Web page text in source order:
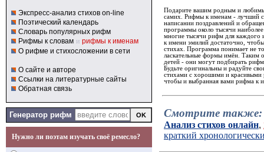
Экспресс-анализ стихов on-line
Поэтический календарь
Словарь популярных рифм
Рифмы к словам и рифмы к именам
О рифме и стихосложении в сети
О сайте и авторе
Ссылки на литературные сайты
Обратная связь
Генератор рифм
Нужно ли поэтам изучать своё ремесло?
Подарите вашим родным и
самих. Рифмы к именам - лучший
написании поздравлений и
программы около тысячи
многие тысячи рифм для каждого
к имени эмилий достаточно,
стихах. Программа понимает не
ласкательные формы имён. Таким
детей - они могут подбирать
Будьте оригинальны и радуйте
стихами с хорошими и красивыми
чтобы и выбранная вами рифма к
Смотрите также:
Анализ стихов онлайн,
краткий